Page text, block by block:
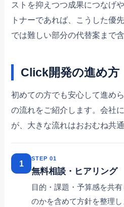
ストを抑えつつ成果につなげ
トナーであれば、こうした優
では難しい部分の代替案まで
Click開発の進め方
初めての方でも安心して進め
の流れをご紹介します。会社
が、大きな流れはおおむね共
1
STEP 01
無料相談・ヒアリング
目的・課題・予算感を共
のかを含めて方針を整理